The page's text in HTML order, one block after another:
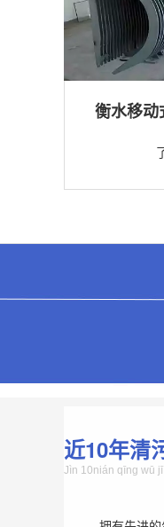
衡水移动
价格：5698元/台
机
近10年清
Jìn 10nián qīng wū